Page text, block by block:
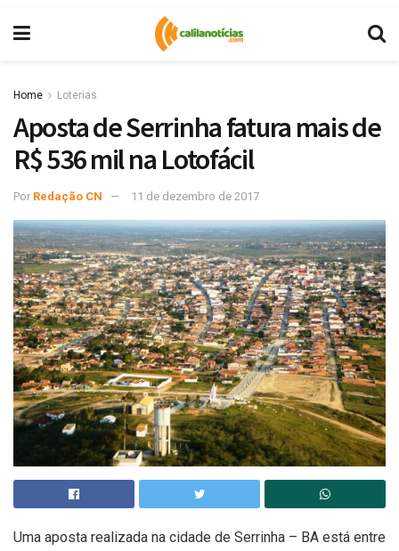
Home Loterias
Aposta de Serrinha fatura mais de
R$ 536 mil na Lotofácil
Por Redação CN 11 de dezembro de 2017
Uma aposta realizada na cidade de Serrinha – BA está entre